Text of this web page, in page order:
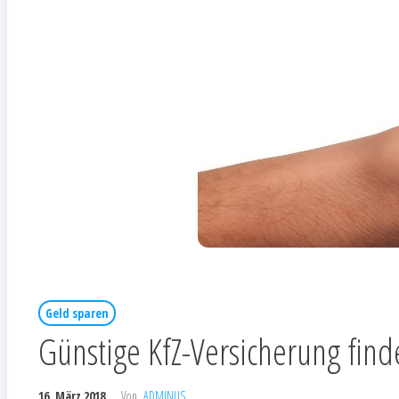
Geld sparen
Günstige KfZ-Versicherung